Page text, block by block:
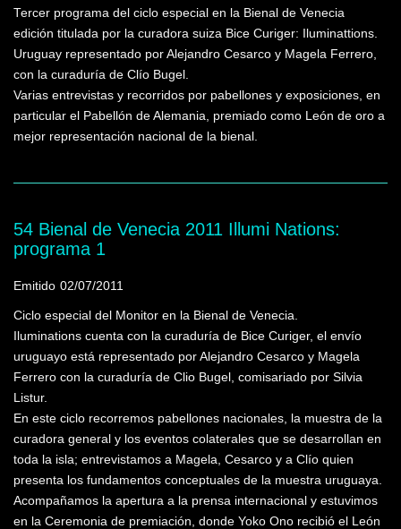
Tercer programa del ciclo especial en la Bienal de Venecia
edición titulada por la curadora suiza Bice Curiger: Iluminattions.
Uruguay representado por Alejandro Cesarco y Magela Ferrero,
con la curaduría de Clío Bugel.
Varias entrevistas y recorridos por pabellones y exposiciones, en
particular el Pabellón de Alemania, premiado como León de oro a
mejor representación nacional de la bienal.
54 Bienal de Venecia 2011 Illumi Nations:
programa 1
Emitido 02/07/2011
Ciclo especial del Monitor en la Bienal de Venecia.
Iluminations cuenta con la curaduría de Bice Curiger, el envío
uruguayo está representado por Alejandro Cesarco y Magela
Ferrero con la curaduría de Clio Bugel, comisariado por Silvia
Listur.
En este ciclo recorremos pabellones nacionales, la muestra de la
curadora general y los eventos colaterales que se desarrollan en
toda la isla; entrevistamos a Magela, Cesarco y a Clío quien
presenta los fundamentos conceptuales de la muestra uruguaya.
Acompañamos la apertura a la prensa internacional y estuvimos
en la Ceremonia de premiación, donde Yoko Ono recibió el León